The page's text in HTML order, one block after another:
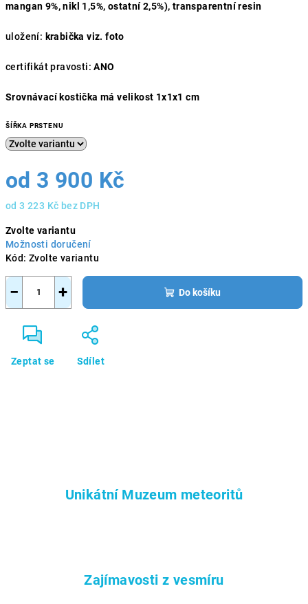
mangan 9%, nikl 1,5%, ostatní 2,5%), transparentní resin
uložení: krabička viz. foto
certifikát pravosti: ANO
Srovnávací kostička má velikost 1x1x1 cm
ŠÍŘKA PRSTENU
od 3 900 Kč
od3 223 Kč bez DPH
cena:
Zvolte variantu
Možnosti doručení
Kód: Zvolte variantu
+
− Do košíku
Zeptat se Sdílet
Unikátní Muzeum meteoritů
Zajímavosti z vesmíru